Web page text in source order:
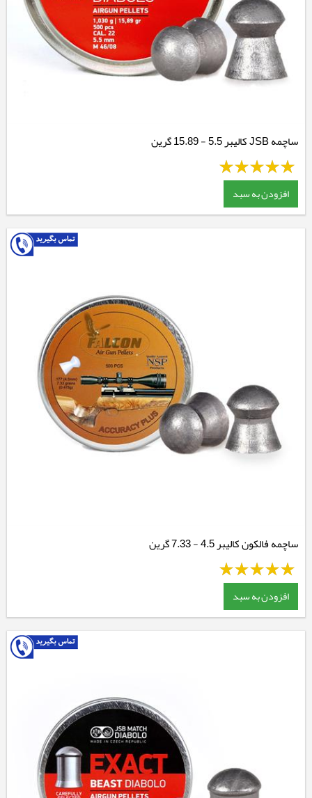
ساچمه JSB کالیبر 5.5 - 15.89 گرین
افزودن به سبد
ساچمه فالکون کالیبر 4.5 - 7.33 گرین
افزودن به سبد